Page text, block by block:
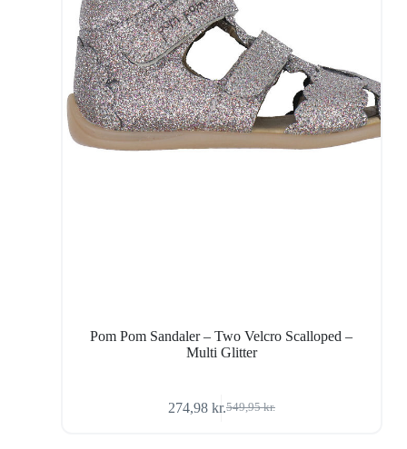
Pom Pom Sandaler – Two Velcro Scalloped –
Multi Glitter
549,95kr.
Den
274,98 kr.Den